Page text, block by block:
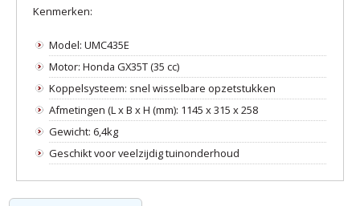
Kenmerken:
Model: UMC435E
Motor: Honda GX35T (35 cc)
Koppelsysteem: snel wisselbare opzetstukken
Afmetingen (L x B x H (mm): 1145 x 315 x 258
Gewicht: 6,4kg
Geschikt voor veelzijdig tuinonderhoud